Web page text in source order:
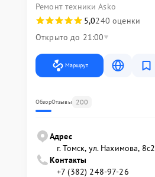
Ремонт техники Asko
5,0240 оценки
Открыто до 21:00
Маршрут
ОбзорОтзывы 200
Адрес
г. Томск, ул. Нахимова, 8с2
Контакты
+7 (382) 248-97-26